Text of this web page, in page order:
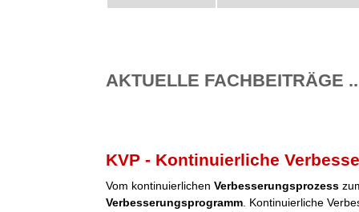
AKTUELLE FACHBEITRÄGE
KVP - Kontinuierliche
Vom kontinuierlichen Verbesserungsprozess
Verbesserungsprogramm . Kontinuierliche